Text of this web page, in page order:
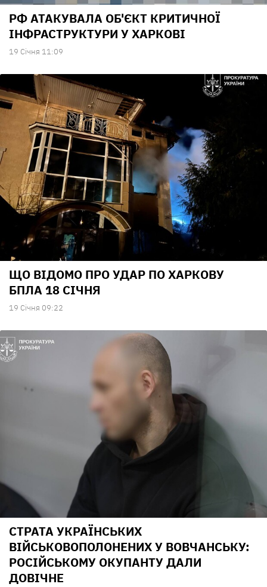
РФ АТАКУВАЛА ОБ'ЄКТ КРИТИЧНОЇ
ІНФРАСТРУКТУРИ У ХАРКОВІ
19 Сiчня 11:09
ЩО ВІДОМО ПРО УДАР ПО ХАРКОВУ
БПЛА 18 СІЧНЯ
19 Сiчня 09:22
СТРАТА УКРАЇНСЬКИХ
ВІЙСЬКОВОПОЛОНЕНИХ У ВОВЧАНСЬКУ:
РОСІЙСЬКОМУ ОКУПАНТУ ДАЛИ
ДОВІЧНЕ